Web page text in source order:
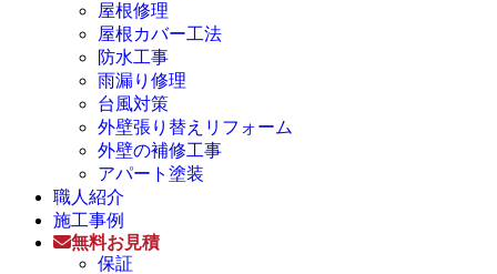
屋根修理
屋根カバー工法
防水工事
雨漏り修理
台風対策
外壁張り替えリフォーム
外壁の補修工事
アパート塗装
職人紹介
施工事例
無料お見積
保証